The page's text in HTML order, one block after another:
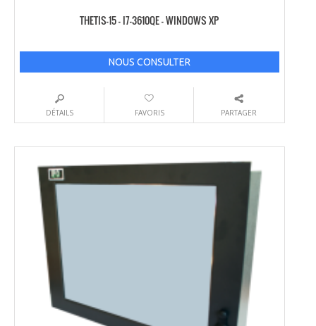
THETIS-15 – I7-3610QE – WINDOWS XP
NOUS CONSULTER
DÉTAILS FAVORIS PARTAGER